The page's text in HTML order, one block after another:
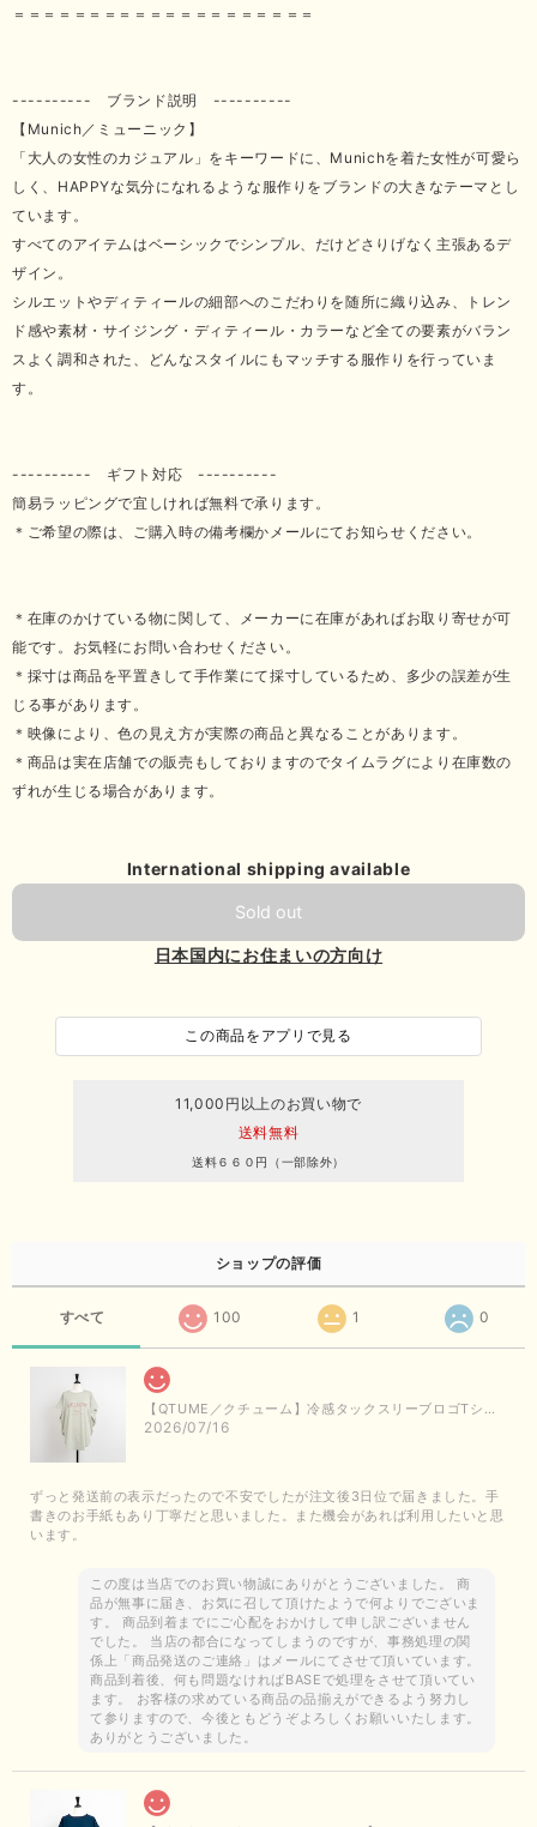
＝＝＝＝＝＝＝＝＝＝＝＝＝＝＝＝＝＝＝＝
---------- ブランド説明 ----------
【Munich／ミューニック】
「大人の女性のカジュアル」をキーワードに、Munichを着た女性が可愛ら
しく、HAPPYな気分になれるような服作りをブランドの大きなテーマとし
ています。
すべてのアイテムはベーシックでシンプル、だけどさりげなく主張あるデ
ザイン。
シルエットやディティールの細部へのこだわりを随所に織り込み、トレン
ド感や素材・サイジング・ディティール・カラーなど全ての要素がバラン
スよく調和された、どんなスタイルにもマッチする服作りを行っていま
す。
---------- ギフト対応 ----------
簡易ラッピングで宜しければ無料で承ります。
＊ご希望の際は、ご購入時の備考欄かメールにてお知らせください。
＊在庫のかけている物に関して、メーカーに在庫があればお取り寄せが可
能です。お気軽にお問い合わせください。
＊採寸は商品を平置きして手作業にて採寸しているため、多少の誤差が生
じる事があります。
＊映像により、色の見え方が実際の商品と異なることがあります。
＊商品は実在店舗での販売もしておりますのでタイムラグにより在庫数の
ずれが生じる場合があります。
International shipping available
Sold out
日本国内にお住まいの方向け
この商品をアプリで見る
11,000円以上のお買い物で
送料無料
送料６６０円（一部除外）
ショップの評価
すべて 100 1 0
【QTUME／クチューム】冷感タックスリーブロゴTシャツ（ライトグレー）
2026/07/16
ずっと発送前の表示だったので不安でしたが注文後3日位で届きました。手
書きのお手紙もあり丁寧だと思いました。また機会があれば利用したいと思
います。
この度は当店でのお買い物誠にありがとうございました。 商
品が無事に届き、お気に召して頂けたようで何よりでございま
す。 商品到着までにご心配をおかけして申し訳ございません
でした。 当店の都合になってしまうのですが、事務処理の関
係上「商品発送のご連絡」はメールにてさせて頂いています。
商品到着後、何も問題なければBASEで処理をさせて頂いてい
ます。 お客様の求めている商品の品揃えができるよう努力し
て参りますので、今後ともどうぞよろしくお願いいたします。
ありがとうございました。